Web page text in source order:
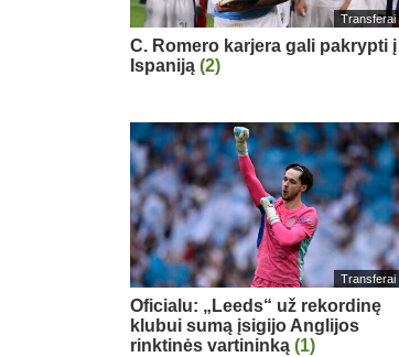
Transferai
C. Romero karjera gali pakrypti į
Ispaniją (2)
Transferai
Oficialu: „Leeds“ už rekordinę
klubui sumą įsigijo Anglijos
rinktinės vartininką (1)